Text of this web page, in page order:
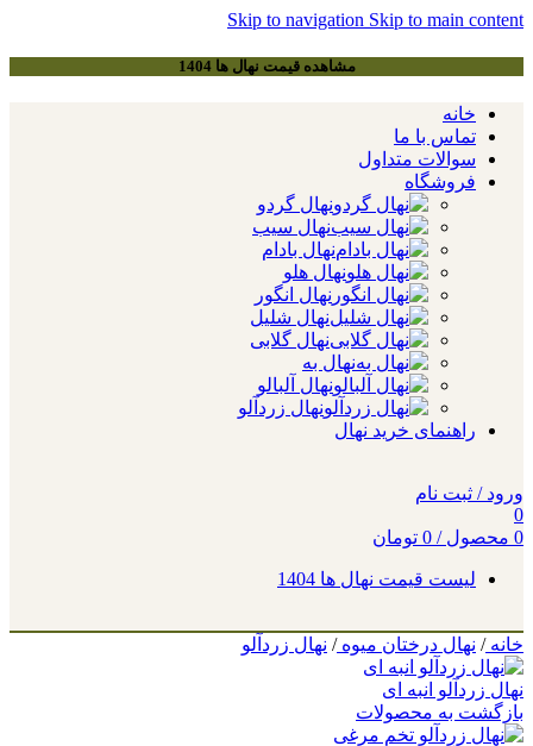
Skip to navigation Skip to main content
مشاهده قیمت نهال ها 1404
خانه
تماس با ما
سوالات متداول
فروشگاه
نهال گردو
نهال سیب
نهال بادام
نهال هلو
نهال انگور
نهال شلیل
نهال گلابی
نهال به
نهال آلبالو
نهال زردآلو
راهنمای خرید نهال
ورود / ثبت نام
0
0 محصول /
0 تومان
لیست قیمت نهال ها 1404
خانه/ نهال درختان میوه/ نهال زردآلو
نهال زردآلو انبه ای
بازگشت به محصولات